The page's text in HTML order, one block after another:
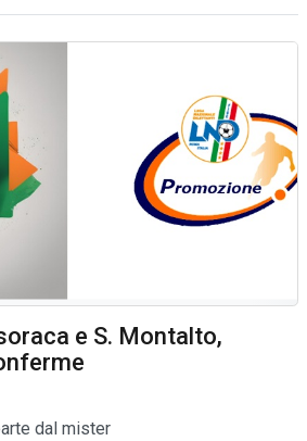
e S. Montalto,
dal mister